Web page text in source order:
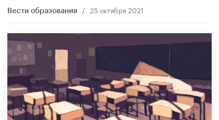
Вести образования / 25 октября 2021